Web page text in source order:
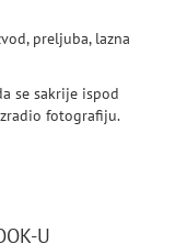
se sakrije ispod
fotografiju.
U